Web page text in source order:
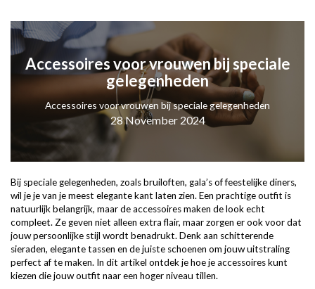
Vul hem met producten.
Accessoires voor vrouwen bij speciale
gelegenheden
Accessoires voor vrouwen bij speciale gelegenheden
28 November 2024
Bij speciale gelegenheden, zoals bruiloften, gala’s of feestelijke diners,
wil je je van je meest elegante kant laten zien. Een prachtige outfit is
natuurlijk belangrijk, maar de accessoires maken de look echt
compleet. Ze geven niet alleen extra flair, maar zorgen er ook voor dat
jouw persoonlijke stijl wordt benadrukt. Denk aan schitterende
sieraden, elegante tassen en de juiste schoenen om jouw uitstraling
perfect af te maken. In dit artikel ontdek je hoe je accessoires kunt
kiezen die jouw outfit naar een hoger niveau tillen.